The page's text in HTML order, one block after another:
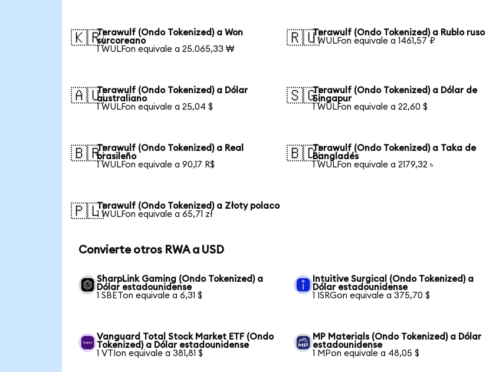
🇰🇷Terawulf (Ondo Tokenized) a Won
surcoreano
1 WULFon equivale a 25.065,33 ₩
🇷🇺Terawulf (Ondo Tokenized) a Rublo ruso
1 WULFon equivale a 1461,57 ₽
🇦🇺Terawulf (Ondo Tokenized) a Dólar
australiano
1 WULFon equivale a 25,04 $
🇸🇬Terawulf (Ondo Tokenized) a Dólar de
Singapur
1 WULFon equivale a 22,60 $
🇧🇷Terawulf (Ondo Tokenized) a Real
brasileño
1 WULFon equivale a 90,17 R$
🇧🇩Terawulf (Ondo Tokenized) a Taka de
Bangladés
1 WULFon equivale a 2179,32 ৳
🇵🇱Terawulf (Ondo Tokenized) a Złoty polaco
1 WULFon equivale a 65,71 zł
Convierte otros RWA a USD
SharpLink Gaming (Ondo Tokenized) a
Dólar estadounidense
1 SBETon equivale a 6,31 $
Intuitive Surgical (Ondo Tokenized) a
Dólar estadounidense
1 ISRGon equivale a 375,70 $
Vanguard Total Stock Market ETF (Ondo
Tokenized) a Dólar estadounidense
1 VTIon equivale a 381,81 $
MP Materials (Ondo Tokenized) a Dólar
estadounidense
1 MPon equivale a 48,05 $